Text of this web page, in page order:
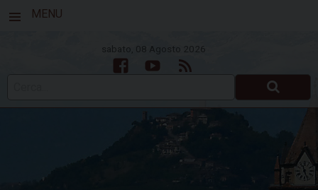
MENU
sabato, 08 Agosto 2026
FacebookYoutubeFeed